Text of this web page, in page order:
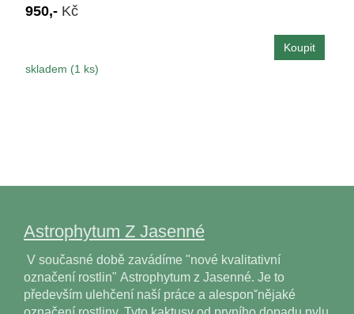
950,- Kč
skladem (1 ks)
Astrophytum Z Jasenné
V současné době zavádíme "nové kvalitativní
označení rostlin" Astrophytum z Jasenné. Je to
především ulehčení naší práce a alesponˇnějaké